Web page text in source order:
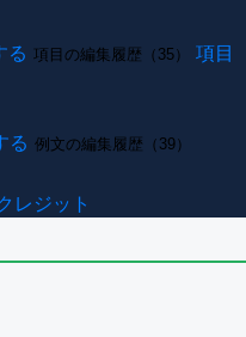
る 項目の編集履歴（35）
項目
る 例文の編集履歴（39）
レジット